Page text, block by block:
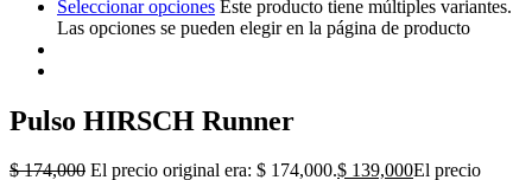
Seleccionar opciones Este producto tiene múltiples variantes.
Las opciones se pueden elegir en la página de producto
Pulso HIRSCH Runner
$174,000 El precio original era: $ 174,000.$ 139,000El precio